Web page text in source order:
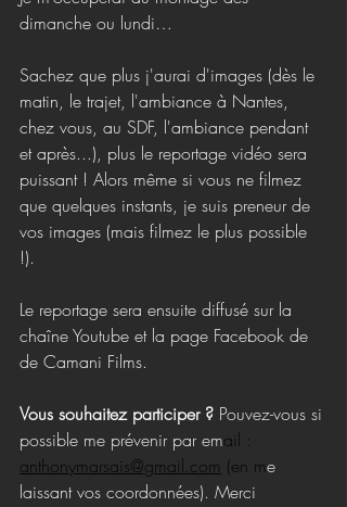
dimanche ou lundi…
Sachez que plus j'aurai d'images (dès le
matin, le trajet, l'ambiance à Nantes,
chez vous, au SDF, l'ambiance pendant
et après...), plus le reportage vidéo sera
puissant ! Alors même si vous ne filmez
que quelques instants, je suis preneur de
vos images (mais filmez le plus possible
!).
Le reportage sera ensuite diffusé sur la
chaîne Youtube et la page Facebook de
de Camani Films.
Vous souhaitez participer ? Pouvez-vous si
possible me prévenir par email :
anthonymarsais@gmail.com (en me
laissant vos coordonnées). Merci